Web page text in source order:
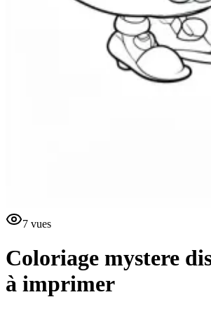
7 vues
Coloriage mystere
à imprimer